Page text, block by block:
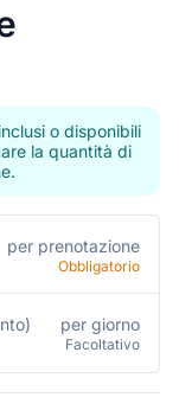
o disponibili
la quantità di
per prenotazione
Obbligatorio
per giorno
Facoltativo